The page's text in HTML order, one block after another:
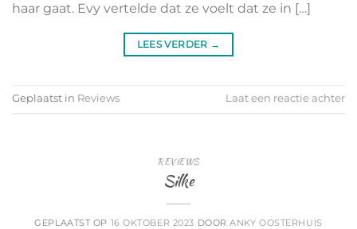
haar gaat. Evy vertelde dat ze voelt dat ze in […]
LEES VERDER →
Geplaatst in Reviews Laat een reactie achter
REVIEWS
Silke
GEPLAATST OP 16 OKTOBER 2023 DOORANKY OOSTERHUIS